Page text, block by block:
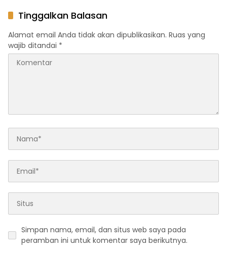
Tinggalkan Balasan
Alamat email Anda tidak akan dipublikasikan. Ruas yang
wajib ditandai *
Simpan nama, email, dan situs web saya pada
peramban ini untuk komentar saya berikutnya.